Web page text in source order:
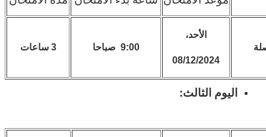
الأحد،
08/12/2024
9:00 صباحا 3 ساعات
اليوم الثالث: